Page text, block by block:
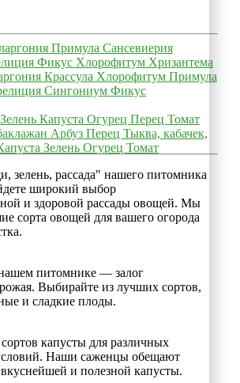
Примула Сансевиерия
Фикус Хлорофитум Хризантема
Крассула Хлорофитум Примула
Сингониум Фикус
Зелень Капуста Огурец Перец Томат
Арбуз Перец Тыква, кабачек,
Зелень Огурец Томат
зелень, рассада" нашего питомника
широкий выбор
и здоровой рассады овощей. Мы
сорта овощей для вашего огорода
питомнике — залог
Выбирайте из лучших сортов,
и сладкие плоды.
капусты для различных
Наши саженцы обещают
и полезной капусты.